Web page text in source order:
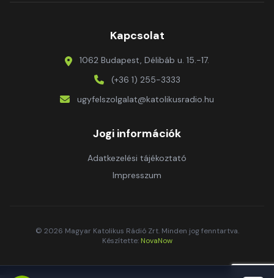
Kapcsolat
1062 Budapest, Délibáb u. 15.-17.
(+36 1) 255-3333
ugyfelszolgalat@katolikusradio.hu
Jogi információk
Adatkezelési tájékoztató
Impresszum
© 2026 Magyar Katolikus Rádió Zrt. Minden jog fenntartva.
Készítette: NovaNow